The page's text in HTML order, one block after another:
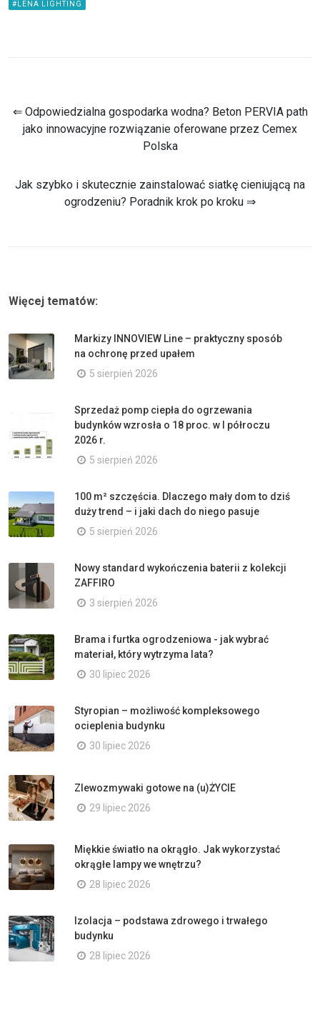
#LENA LIGHTING
⇐ Odpowiedzialna gospodarka wodna? Beton PERVIA path
jako innowacyjne rozwiązanie oferowane przez Cemex
Polska
Jak szybko i skutecznie zainstalować siatkę cieniującą na
ogrodzeniu? Poradnik krok po kroku ⇒
Więcej tematów:
Markizy INNOVIEW Line – praktyczny sposób
na ochronę przed upałem
5 sierpień 2026
Sprzedaż pomp ciepła do ogrzewania
budynków wzrosła o 18 proc. w I półroczu
2026 r.
5 sierpień 2026
100 m² szczęścia. Dlaczego mały dom to dziś
duży trend – i jaki dach do niego pasuje
5 sierpień 2026
Nowy standard wykończenia baterii z kolekcji
ZAFFIRO
3 sierpień 2026
Brama i furtka ogrodzeniowa - jak wybrać
materiał, który wytrzyma lata?
30 lipiec 2026
Styropian – możliwość kompleksowego
ocieplenia budynku
30 lipiec 2026
Zlewozmywaki gotowe na (u)ŻYCIE
29 lipiec 2026
Miękkie światło na okrągło. Jak wykorzystać
okrągłe lampy we wnętrzu?
28 lipiec 2026
Izolacja – podstawa zdrowego i trwałego
budynku
28 lipiec 2026